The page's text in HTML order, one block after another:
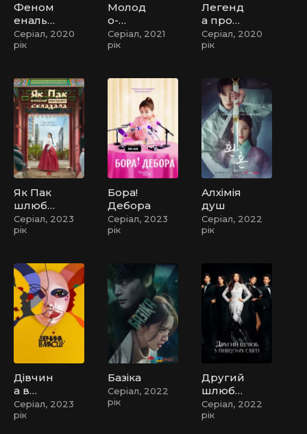
Феном
енальні
чутки
Серіал, 2020
рік
Молод
о-
зелено
Серіал, 2021
рік
Легенд
а про
Куміхо
Серіал, 2020
рік
Як Пак
шлюбн
ий
контра
ла /
Шлюб
За
Контра
ктом
Серіал, 2023
рік
Бора!
Дебора
Серіал, 2023
рік
Алхімія
душ
Серіал, 2022
рік
Дівчин
а в
масці
Серіал, 2023
рік
Базіка
Серіал, 2022
рік
Другий
шлюб у
вищом
у світі
Серіал, 2022
рік